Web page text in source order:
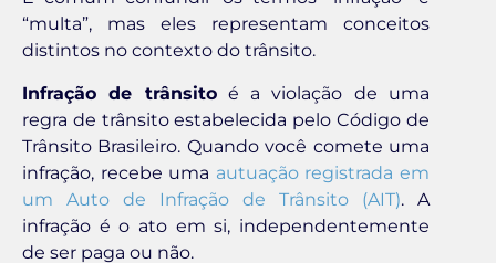
“multa”, mas eles representam conceitos
distintos no contexto do trânsito.
Infração de trânsitoé a violação de uma
regra de trânsito estabelecida pelo Código de
Trânsito Brasileiro. Quando você comete uma
infração, recebe uma autuação registrada em
um Auto de Infração de Trânsito (AIT). A
infração é o ato em si, independentemente
de ser paga ou não.